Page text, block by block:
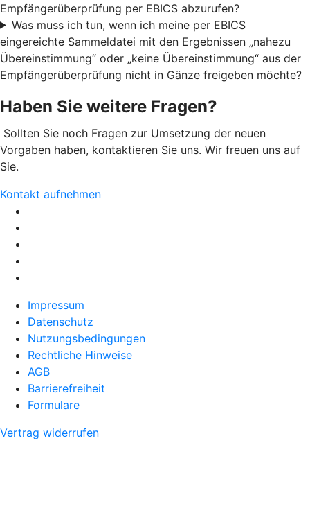
Empfängerüberprüfung per EBICS abzurufen?
Was muss ich tun, wenn ich meine per EBICS
eingereichte Sammeldatei mit den Ergebnissen „nahezu
Übereinstimmung“ oder „keine Übereinstimmung“ aus der
Empfängerüberprüfung nicht in Gänze freigeben möchte?
Haben Sie weitere Fragen?
Sollten Sie noch Fragen zur Umsetzung der neuen
Vorgaben haben, kontaktieren Sie uns. Wir freuen uns auf
Sie.
Kontakt aufnehmen
Impressum
Datenschutz
Nutzungsbedingungen
Rechtliche Hinweise
AGB
Barrierefreiheit
Formulare
Vertrag widerrufen